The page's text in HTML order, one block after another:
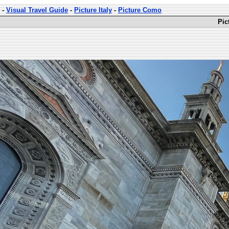
-Visual Travel Guide-Picture Italy-Picture Como